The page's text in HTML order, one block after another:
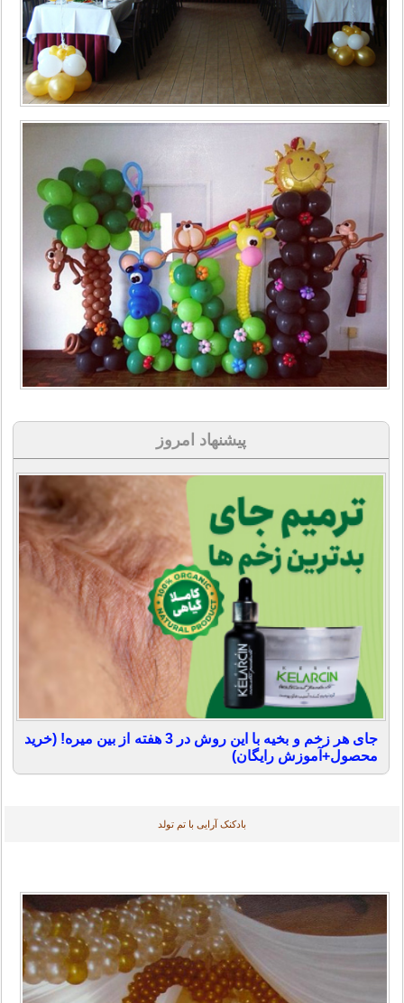
پیشنهاد امروز
جای هر زخم و بخیه با این روش در 3 هفته از بین میره! (خرید
محصول+آموزش رایگان)
بادکنک آرایی با تم تولد